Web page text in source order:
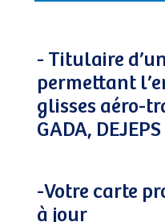
- Titulaire
permettant
glisses aéro-
GADA,
-Votre carte
à jour